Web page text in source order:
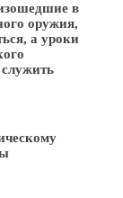
в
оружия,
а уроки